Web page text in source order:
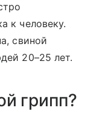
к человеку.
свиной
20–25 лет.
грипп?